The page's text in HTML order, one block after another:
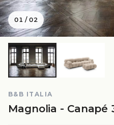
01 /02
B&B ITALIA
Magnolia - Canapé